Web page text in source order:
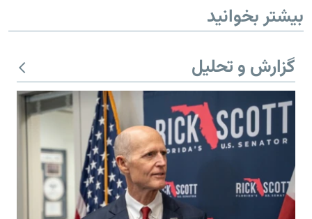
بیشتر بخوانید
گزارش و تحلیل